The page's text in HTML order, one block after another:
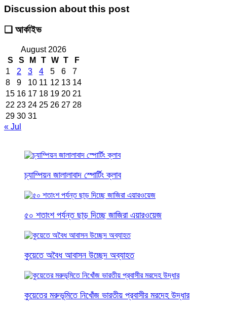
Discussion about this post
❑ আর্কাইভ
August 2026
S
S M T W T
F
1
2 3 4 5 6
7
8
9 10 11 12 13 14
15 16 17 18 19 20 21
22 23 24 25 26 27 28
29 30 31
« Jul
চ্যাম্পিয়ন জালালাবাদ স্পোর্টিং ক্লাব
৫০ শতাংশ পর্যন্ত ছাড় দিচ্ছে জাজিরা এয়ারওয়েজ
কুয়েতে অবৈধ আবাসন উচ্ছেদ অব্যাহত
কুয়েতের মরুভূমিতে নিখোঁজ ভারতীয় প্রবাসীর মরদেহ উদ্ধার